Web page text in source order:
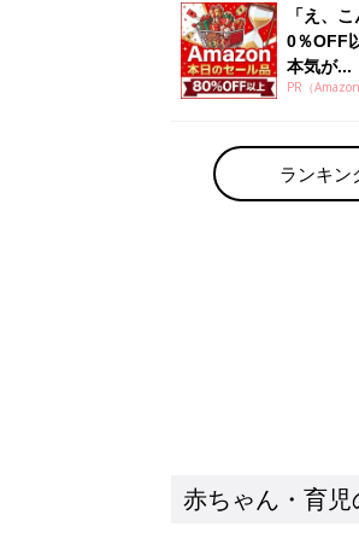
「え、
0％OFF
本気が...
PR（Amazon
ランキン
赤ちゃん・育